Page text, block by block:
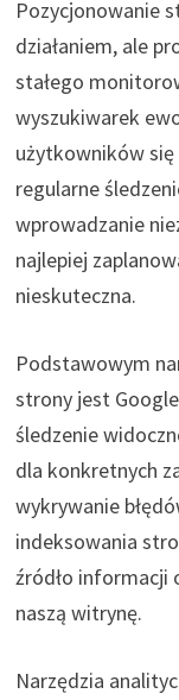
Pozycjonowanie
działaniem, ale
stałego
wyszukiwarek
użytkowników
regularne
wprowadzanie
najlepiej
nieskuteczna.
Podstawowym
strony jest
śledzenie
dla konkretnych
wykrywanie
indeksowania
źródło informacji
naszą witrynę.
Narzędzia